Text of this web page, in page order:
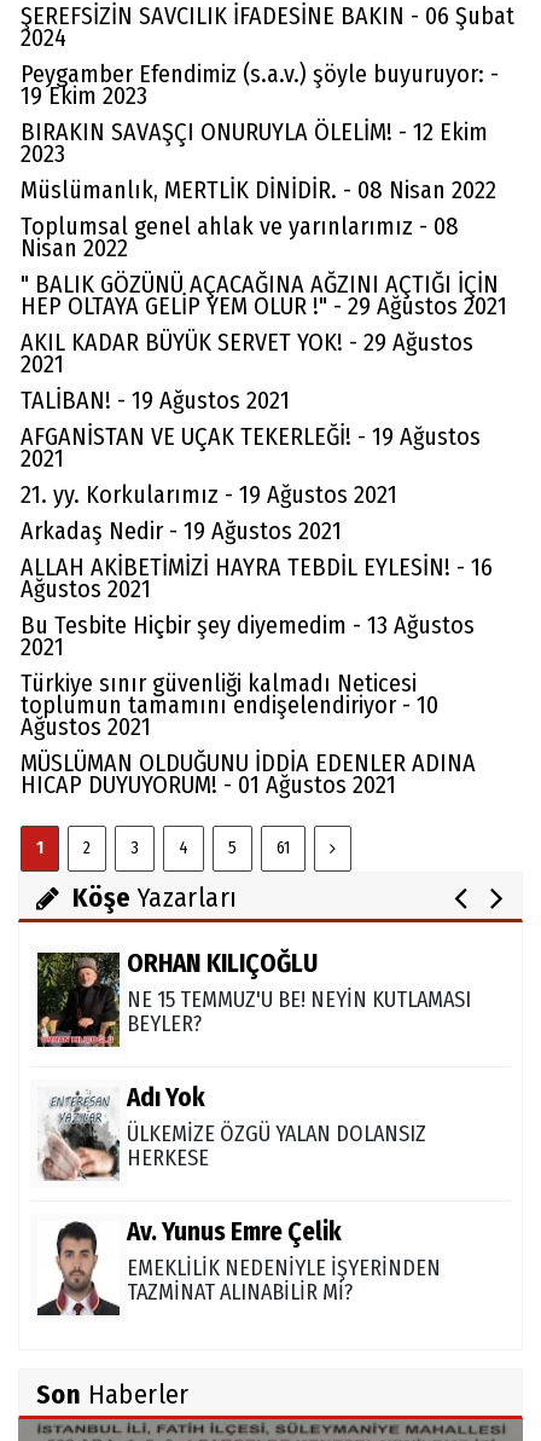
ŞEREFSİZİN SAVCILIK İFADESİNE BAKIN - 06 Şubat
2024
Peygamber Efendimiz (s.a.v.) şöyle buyuruyor: -
19 Ekim 2023
BIRAKIN SAVAŞÇI ONURUYLA ÖLELİM! - 12 Ekim
2023
Müslümanlık, MERTLİK DİNİDİR. - 08 Nisan 2022
Toplumsal genel ahlak ve yarınlarımız - 08
Nisan 2022
" BALIK GÖZÜNÜ AÇACAĞINA AĞZINI AÇTIĞI İÇİN
HEP OLTAYA GELİP YEM OLUR !" - 29 Ağustos 2021
AKIL KADAR BÜYÜK SERVET YOK! - 29 Ağustos
2021
TALİBAN! - 19 Ağustos 2021
AFGANİSTAN VE UÇAK TEKERLEĞİ! - 19 Ağustos
2021
21. yy. Korkularımız - 19 Ağustos 2021
Arkadaş Nedir - 19 Ağustos 2021
ALLAH AKİBETİMİZİ HAYRA TEBDİL EYLESİN! - 16
Ağustos 2021
Bu Tesbite Hiçbir şey diyemedim - 13 Ağustos
2021
Türkiye sınır güvenliği kalmadı Neticesi
toplumun tamamını endişelendiriyor - 10
Ağustos 2021
MÜSLÜMAN OLDUĞUNU İDDİA EDENLER ADINA
HICAP DUYUYORUM! - 01 Ağustos 2021
1 2 3 4 5 61
Köşe Yazarları
Av. Cemil Can
FARELERİ DİNLEMEYİN!..
Abdullah Gözaydın
ALLAH cc. MUCİZE YARATMAZ.
ORHAN KILIÇOĞLU
NE 15 TEMMUZ'U BE! NEYİN KUTLAMASI
BEYLER?
Adı Yok
ÜLKEMİZE ÖZGÜ YALAN DOLANSIZ
HERKESE
Av. Yunus Emre Çelik
EMEKLİLİK NEDENİYLE İŞYERİNDEN
TAZMİNAT ALINABİLİR Mİ?
TÜRK DEVLETLERİ TEŞKİLATI'NI ANLAMAK
Son Haberler